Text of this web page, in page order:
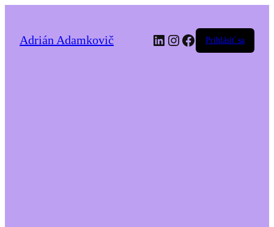
Adrián Adamkovič LinkedIn
Instagram
Facebook
Prihlásiť sa